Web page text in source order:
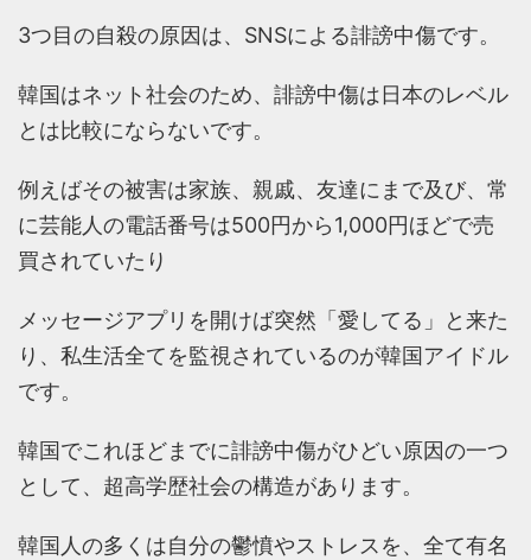
3つ目の自殺の原因は、SNSによる誹謗中傷です。
韓国はネット社会のため、誹謗中傷は日本のレベル
とは比較にならないです。
例えばその被害は家族、親戚、友達にまで及び、常
に芸能人の電話番号は500円から1,000円ほどで売
買されていたり
メッセージアプリを開けば突然「愛してる」と来た
り、私生活全てを監視されているのが韓国アイドル
です。
韓国でこれほどまでに誹謗中傷がひどい原因の一つ
として、超高学歴社会の構造があります。
韓国人の多くは自分の鬱憤やストレスを、全て有名